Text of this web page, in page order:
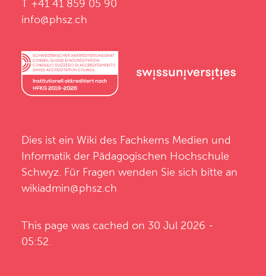
T +41 41 859 05 90
info@phsz.ch
Dies ist ein Wiki des Fachkerns Medien und
Informatik der Pädagogischen Hochschule
Schwyz . Für Fragen wenden Sie sich bitte an
wikiadmin@phsz.ch
This page was cached on 30 Jul 2026 -
05:52.